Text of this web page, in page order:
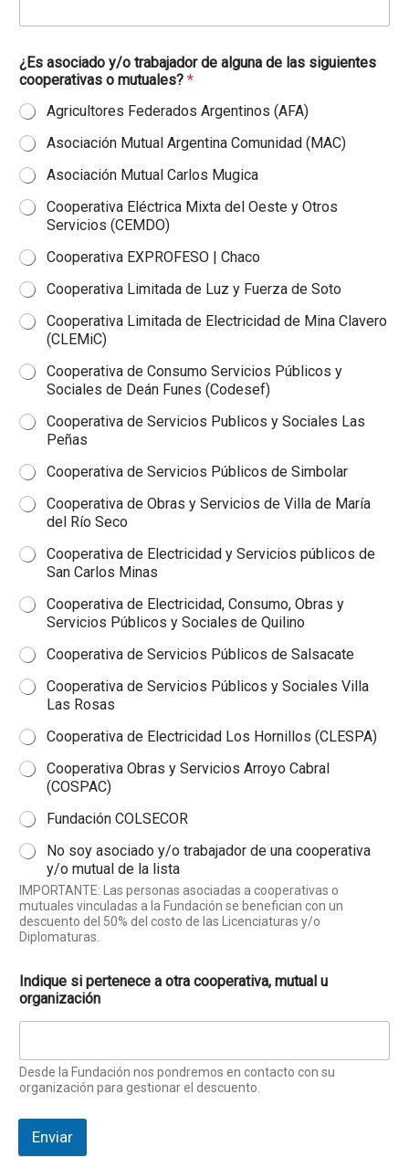
¿Es asociado y/o trabajador de alguna de las siguientes
cooperativas o mutuales? *
Agricultores Federados Argentinos (AFA)
Asociación Mutual Argentina Comunidad (MAC)
Asociación Mutual Carlos Mugica
Cooperativa Eléctrica Mixta del Oeste y Otros
Servicios (CEMDO)
Cooperativa EXPROFESO | Chaco
Cooperativa Limitada de Luz y Fuerza de Soto
Cooperativa Limitada de Electricidad de Mina Clavero
(CLEMiC)
Cooperativa de Consumo Servicios Públicos y
Sociales de Deán Funes (Codesef)
Cooperativa de Servicios Publicos y Sociales Las
Peñas
Cooperativa de Servicios Públicos de Simbolar
Cooperativa de Obras y Servicios de Villa de María
del Río Seco
Cooperativa de Electricidad y Servicios públicos de
San Carlos Minas
Cooperativa de Electricidad, Consumo, Obras y
Servicios Públicos y Sociales de Quilino
Cooperativa de Servicios Públicos de Salsacate
Cooperativa de Servicios Públicos y Sociales Villa
Las Rosas
Cooperativa de Electricidad Los Hornillos (CLESPA)
Cooperativa Obras y Servicios Arroyo Cabral
(COSPAC)
Fundación COLSECOR
No soy asociado y/o trabajador de una cooperativa
y/o mutual de la lista
IMPORTANTE: Las personas asociadas a cooperativas o
mutuales vinculadas a la Fundación se benefician con un
descuento del 50% del costo de las Licenciaturas y/o
Diplomaturas.
Indique si pertenece a otra cooperativa, mutual u
organización
Desde la Fundación nos pondremos en contacto con su
organización para gestionar el descuento.
Enviar